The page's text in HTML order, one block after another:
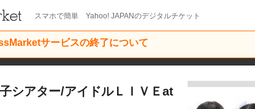
スマホで簡単 Yahoo! JAPANのデジタルチケット
サービスの終了について
シアター/アイドルＬＩＶＥat